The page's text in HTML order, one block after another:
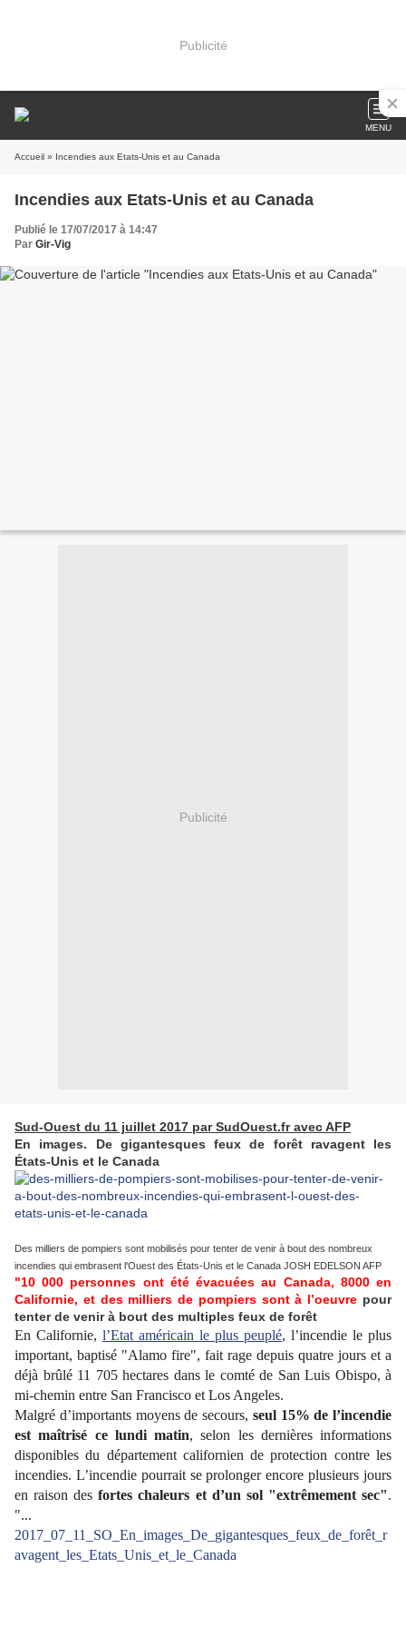
Publicité
MENU
Accueil » Incendies aux Etats-Unis et au Canada
Incendies aux Etats-Unis et au Canada
Publié le 17/07/2017 à 14:47
Par Gir-Vig
Publicité
Sud-Ouest du 11 juillet 2017 par SudOuest.fr avec AFP
En images. De gigantesques feux de forêt ravagent les
États-Unis et le Canada
Des milliers de pompiers sont mobilisés pour tenter de venir à bout des nombreux
incendies qui embrasent l'Ouest des États-Unis et le Canada JOSH EDELSON AFP
"10 000 personnes ont été évacuées au Canada, 8000 en
Californie, et des milliers de pompiers sont à l’oeuvre pour
tenter de venir à bout des multiples feux de forêt
En Californie, l’Etat américain le plus peuplé, l’incendie le plus
important, baptisé "Alamo fire", fait rage depuis quatre jours et a
déjà brûlé 11 705 hectares dans le comté de San Luis Obispo, à
mi-chemin entre San Francisco et Los Angeles.
Malgré d’importants moyens de secours, seul 15% de l’incendie
est maîtrisé ce lundi matin, selon les dernières informations
disponibles du département californien de protection contre les
incendies. L’incendie pourrait se prolonger encore plusieurs jours
en raison desfortes chaleurs et d’un sol "extrêmement sec".
"...
2017_07_11_SO_En_images_De_gigantesques_feux_de_forêt_r
avagent_les_Etats_Unis_et_le_Canada